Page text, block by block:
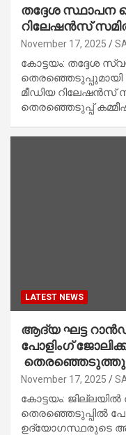
തദ്ദേശ സ്ഥാപന
റിലേഷൻസ്
November 17, 2025
കോട്ടയം: തദ്ദേശ
തെരഞ്ഞെടുപ്പുമായി
മീഡിയ റിലേഷൻസ്
തെരഞ്ഞെടുപ്പ്
LATEST NEWS
ആദ്യ ഘട്ട
പോളിംഗ്
തെരഞ്ഞെടുത്തു
November 17, 2025
കോട്ടയം:
തെരഞ്ഞെടുപ്പിൽ
ഉദ്യോഗസ്ഥരുടെ